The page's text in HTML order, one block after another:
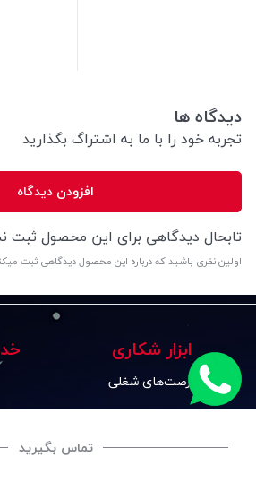
دیدگاه ها
تجربه خود را با ما به اشتراگ بگذارید
افزودن دیدگاه
تابحال دیدگاهی برای این محصول ثبت
اولین نفری باشید که درباره این محصول دیدگاهی ثبت
تماس بگیرید
ابزار شکاری
فرصت‌های شغلی
تماس با ما
درباره ما